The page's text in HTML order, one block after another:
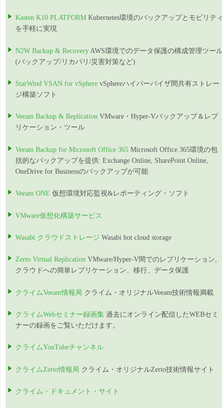
Kasten K10 PLATFORM Kubernetes環境のバックアップとモビリテ
を手軽に実現
N2W Backup & Recovery AWS環境でのデータ保護の構成管理ツー
(バックアップ/リカバリ/災害対策など)
StarWind VSAN for vSphere vSphereハイパーバイザ間共有ストレー
ジ構築ソフト
Veeam Backup & Replication VMware・Hyper-Vバックアップ＆レプ
リケーション・ツール
Veeam Backup for Microsoft Office 365 Microsoft Office 365環境の包
括的なバックアップを提供: Exchange Online, SharePoint Online,
OneDrive for Businessのバックアップが可能
Veeam ONE 仮想環境対応監視&レポーティング・ソフト
VMware仮想化構築サービス
Wasabi クラウドストレージ Wasabi hot cloud storage
Zerto Virtual Replication VMware/Hyper-V間でのレプリケーション,
クラウドへの簡単レプリケーション、移行、データ保護
クライムVeeam情報局 クライム・オリジナルVeeam技術情報満載
クライムWebセミナー録画集 過去にオンライン配信したWEBセミ
ナーの録画をご覧いただけます。
クライムYouTubeチャンネル
クライムZerto情報局 クライム・オリジナルZerto技術情報サイト
クライム・ドキュメント・サイト